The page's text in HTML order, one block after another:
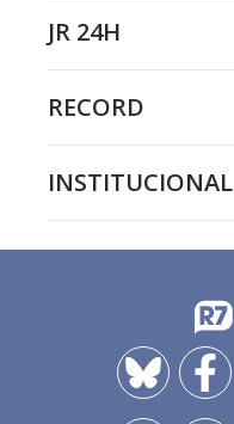
JR 24H
RECORD
INSTITUCIONAL